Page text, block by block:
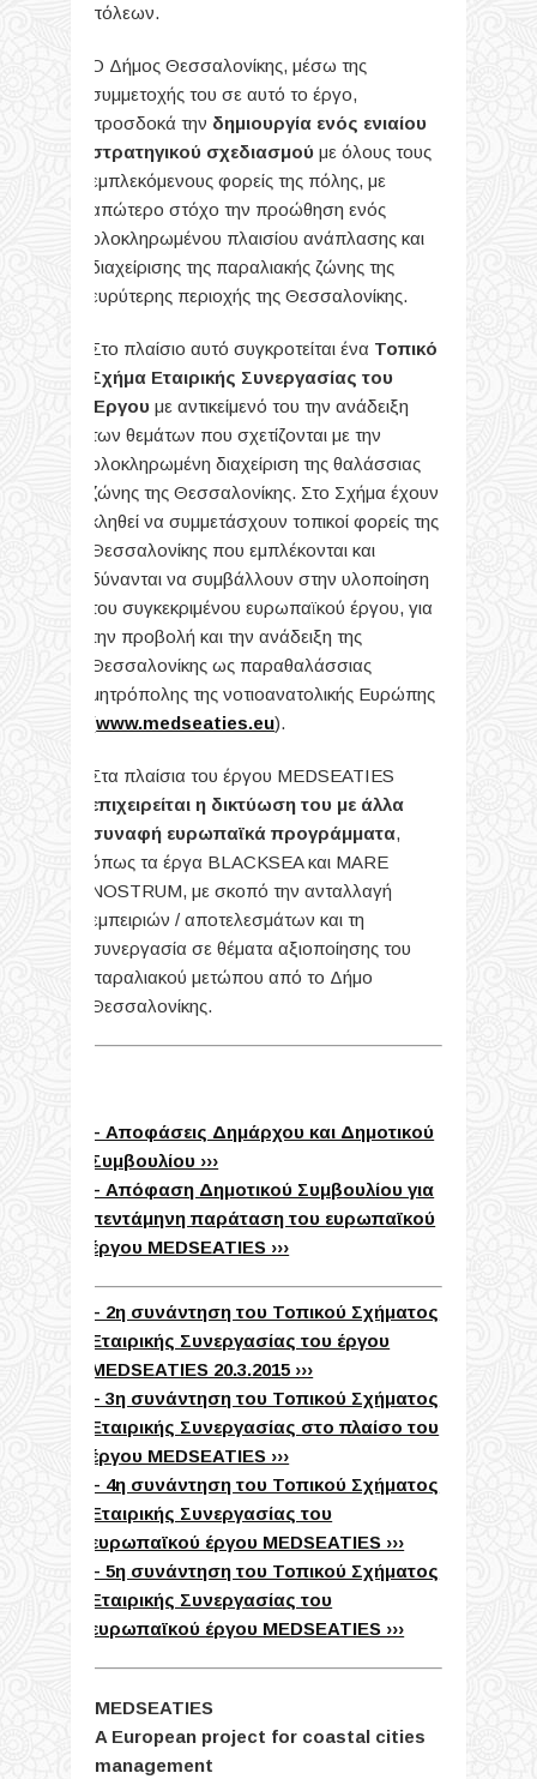
πόλεων.
Ο Δήμος Θεσσαλονίκης, μέσω της
συμμετοχής του σε αυτό το έργο,
προσδοκά την δημιουργία ενός ενιαίου
στρατηγικού σχεδιασμού με όλους τους
εμπλεκόμενους φορείς της πόλης, με
απώτερο στόχο την προώθηση ενός
ολοκληρωμένου πλαισίου ανάπλασης και
διαχείρισης της παραλιακής ζώνης της
ευρύτερης περιοχής της Θεσσαλονίκης.
Στο πλαίσιο αυτό συγκροτείται ένα Τοπικό
Σχήμα Εταιρικής Συνεργασίας του
Έργου με αντικείμενό του την ανάδειξη
των θεμάτων που σχετίζονται με την
ολοκληρωμένη διαχείριση της θαλάσσιας
ζώνης της Θεσσαλονίκης. Στο Σχήμα έχουν
κληθεί να συμμετάσχουν τοπικοί φορείς της
Θεσσαλονίκης που εμπλέκονται και
δύνανται να συμβάλλουν στην υλοποίηση
του συγκεκριμένου ευρωπαϊκού έργου, για
την προβολή και την ανάδειξη της
Θεσσαλονίκης ως παραθαλάσσιας
μητρόπολης της νοτιοανατολικής Ευρώπης
(www.medseaties.eu).
Στα πλαίσια του έργου MEDSEATIES
επιχειρείται η δικτύωση του με άλλα
συναφή ευρωπαϊκά προγράμματα,
όπως τα έργα BLACKSEA και MARE
NOSTRUM, με σκοπό την ανταλλαγή
εμπειριών / αποτελεσμάτων και τη
συνεργασία σε θέματα αξιοποίησης του
παραλιακού μετώπου από το Δήμο
Θεσσαλονίκης.
– Αποφάσεις Δημάρχου και Δημοτικού
Συμβουλίου ›››
– Απόφαση Δημοτικού Συμβουλίου για
πεντάμηνη παράταση του ευρωπαϊκού
έργου MEDSEATIES ›››
– 2η συνάντηση του Τοπικού Σχήματος
Εταιρικής Συνεργασίας του έργου
MEDSEATIES 20.3.2015 ›››
– 3η συνάντηση του Τοπικού Σχήματος
Εταιρικής Συνεργασίας στο πλαίσο του
έργου MEDSEATIES ›››
– 4η συνάντηση του Τοπικού Σχήματος
Εταιρικής Συνεργασίας του
ευρωπαϊκού έργου MEDSEATIES ›››
– 5η συνάντηση του Τοπικού Σχήματος
Εταιρικής Συνεργασίας του
ευρωπαϊκού έργου MEDSEATIES ›››
MEDSEATIES
A European project for coastal cities
management